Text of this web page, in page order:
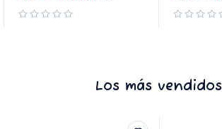
Los más vendidos